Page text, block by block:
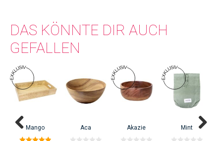
DAS KÖNNTE DIR AUCH
GEFALLEN
Mango Aca Akazie Mint